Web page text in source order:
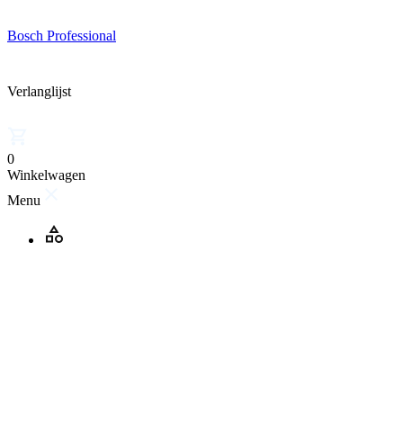
Bosch Professional
Verlanglijst
0
Winkelwagen
Menu